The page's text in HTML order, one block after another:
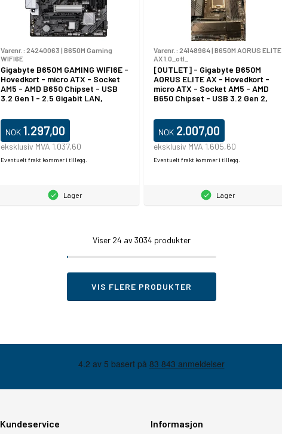
Varenr.: 24240063 | B650M Gaming
WIFI6E
Gigabyte B650M GAMING WIFI6E -
Hovedkort - micro ATX - Socket
AM5 - AMD B650 Chipset - USB
3.2 Gen 1 - 2.5 Gigabit LAN,
grafikk (CPU kreves) - HD-lyd (8-
kanalers)
NOK 1.297,00
eksklusiv MVA 1.037,60
Eventuelt frakt kommer i tillegg.
Lager
Varenr.: 24148964| B650M AORUS ELITE
AX 1.0_otl_
[OUTLET] - Gigabyte B650M
AORUS ELITE AX - Hovedkort -
micro ATX - Socket AM5 - AMD
B650 Chipset - USB 3.2 Gen 2,
USB-C 3.2 Gen 2x2 - 2.5 Gigabit
LAN, Wi-Fi 6E, Bluetooth -
innbygd grafikk (CPU kreves) -
High Definition Audio (7,1-kanals)
NOK 2.007,00
eksklusiv MVA 1.605,60
Eventuelt frakt kommer i tillegg.
Lager
Viser 24 av 3034 produkter
VIS FLERE PRODUKTER
Kundeservice Informasjon